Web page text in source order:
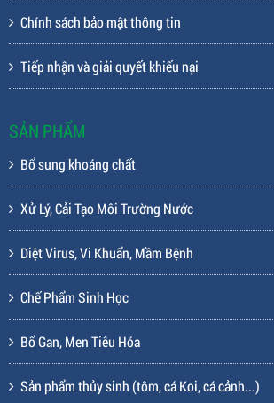
Chính sách bảo mật thông tin
Tiếp nhận và giải quyết khiếu nại
SẢN PHẨM
Bổ sung khoáng chất
Xử Lý, Cải Tạo Môi Trường Nước
Diệt Virus, Vi Khuẩn, Mầm Bệnh
Chế Phẩm Sinh Học
Bổ Gan, Men Tiêu Hóa
Sản phẩm thủy sinh (tôm, cá Koi, cá cảnh...)